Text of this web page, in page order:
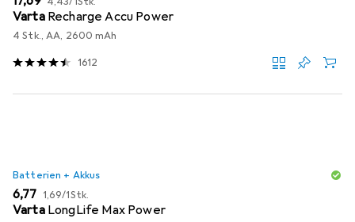
Varta Recharge Accu Power
4 Stk., AA, 2600 mAh
1612
Batterien + Akkus
EUR
6,77 EUR
1,69/1Stk.
Varta LongLife Max Power